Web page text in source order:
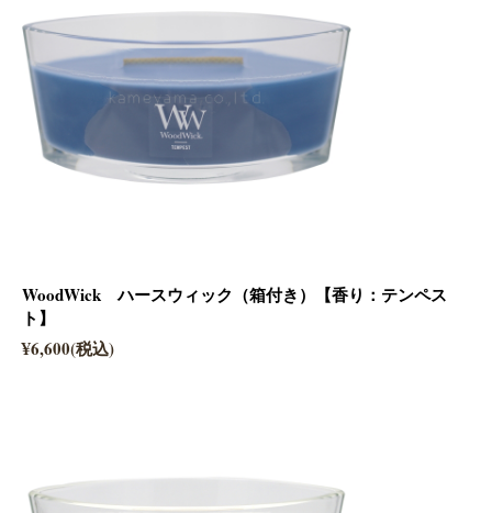
WoodWick ハースウィック（箱付き）【香り：テンペス
ト】
¥6,600(税込)